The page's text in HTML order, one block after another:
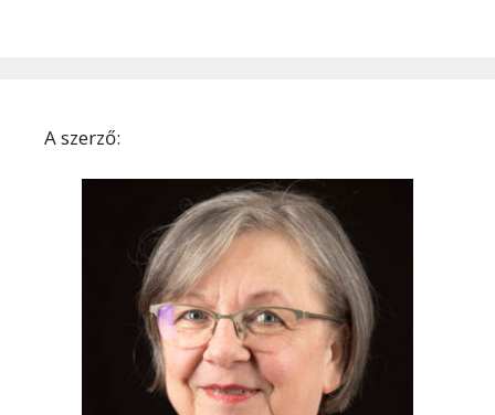
A szerző: